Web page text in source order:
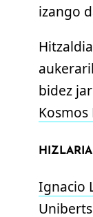
izango
bidez
Kosmos
HIZLARIA
Ignacio